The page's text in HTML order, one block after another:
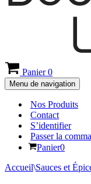
Panier0
Menu de navigation
Nos Produits
Contact
S’identifier
Passer la
Panier0
Accueil\Sauces et